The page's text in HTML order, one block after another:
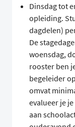
Dinsdag tot
opleiding.
dagdelen)
De
woensdag,
rooster ben
begeleider
omvat
evalueer je
aan